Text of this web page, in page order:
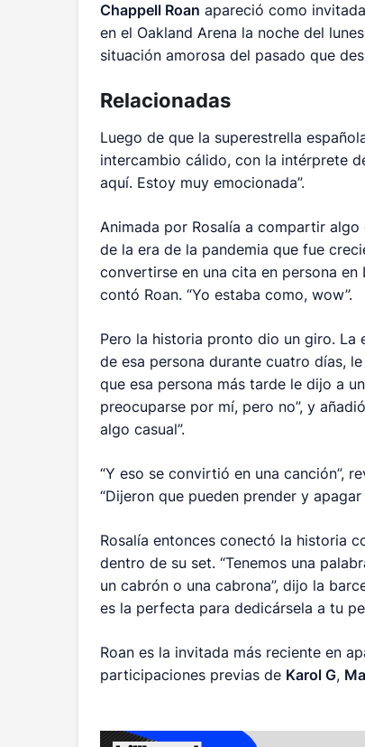
Chappell Roan apareció como
en el Oakland Arena la noche del
situación amorosa del pasado que
Relacionadas
Luego de que la superestrella
intercambio cálido, con la intérprete
aquí. Estoy muy emocionada”.
Animada por Rosalía a compartir algo
de la era de la pandemia que fue
convertirse en una cita en persona
contó Roan. “Yo estaba como, wow”.
Pero la historia pronto dio un giro. La
de esa persona durante cuatro días,
que esa persona más tarde le dijo a
preocuparse por mí, pero no”, y
algo casual”.
“Y eso se convirtió en una canción”,
“Dijeron que pueden prender y
Rosalía entonces conectó la historia
dentro de su set. “Tenemos una
un cabrón o una cabrona”, dijo la
es la perfecta para dedicársela a tu
Roan es la invitada más reciente en
participaciones previas de Karol G,